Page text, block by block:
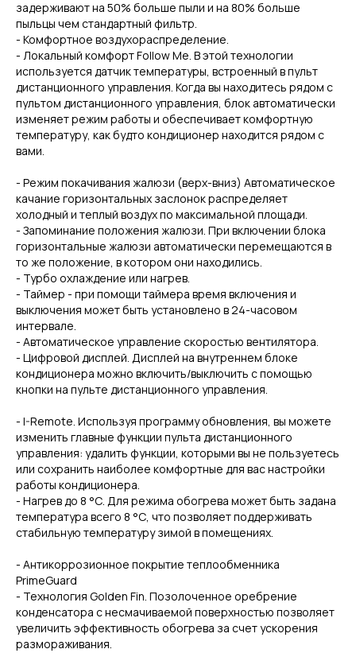
задерживают на 50% больше пыли и на 80% больше
пыльцы чем стандартный фильтр.
- Комфортное воздухораспределение.
- Локальный комфорт Follow Me. В этой технологии
используется датчик температуры, встроенный в пульт
дистанционного управления. Когда вы находитесь рядом с
пультом дистанционного управления, блок автоматически
изменяет режим работы и обеспечивает комфортную
температуру, как будто кондиционер находится рядом с
вами.
- Режим покачивания жалюзи (верх-вниз) Автоматическое
качание горизонтальных заслонок распределяет
холодный и теплый воздух по максимальной площади.
- Запоминание положения жалюзи. При включении блока
горизонтальные жалюзи автоматически перемещаются в
то же положение, в котором они находились.
- Турбо охлаждение или нагрев.
- Таймер - при помощи таймера время включения и
выключения может быть установлено в 24-часовом
интервале.
- Автоматическое управление скоростью вентилятора.
- Цифровой дисплей. Дисплей на внутреннем блоке
кондиционера можно включить/выключить с помощью
кнопки на пульте дистанционного управления.
- I-Remote. Используя программу обновления, вы можете
изменить главные функции пульта дистанционного
управления: удалить функции, которыми вы не пользуетесь
или сохранить наиболее комфортные для вас настройки
работы кондиционера.
- Нагрев до 8 °С. Для режима обогрева может быть задана
температура всего 8 °С, что позволяет поддерживать
стабильную температуру зимой в помещениях.
- Антикоррозионное покрытие теплообменника
PrimeGuard
- Технология Golden Fin. Позолоченное оребрение
конденсатора с несмачиваемой поверхностью позволяет
увеличить эффективность обогрева за счет ускорения
размораживания.